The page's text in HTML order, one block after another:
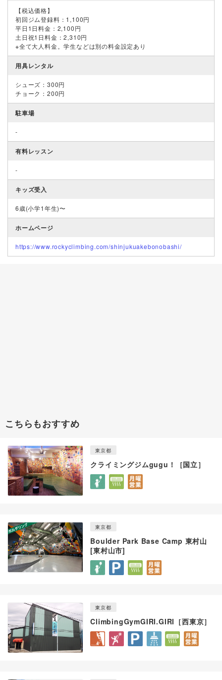
【税込価格】
初回ジム登録料：1,100円
平日1日料金：2,100円
土日祝1日料金：2,310円
※全て大人料金。学生などは別の料金設定あり
用具レンタル
シューズ：300円
チョーク：200円
駐車場
-
有料レッスン
-
キッズ受入
6歳(小学1年生)〜
ホームページ
https://www.rockyclimbing.com/shinjukuakebonobashi/
こちらもおすすめ
東京都
クライミングジムgugu！［国立］
東京都
Boulder Park Base Camp 東村山
[東村山市]
東京都
ClimbingGymGIRI.GIRI［西東京］